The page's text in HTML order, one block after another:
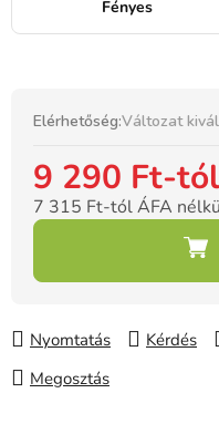
Fényes
Elérhetőség:Változat
9 290 Ft-tól
7 315 Ft-tól ÁFA
Nyomtatás Kérdés
Megosztás